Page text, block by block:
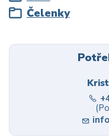
Čelenky